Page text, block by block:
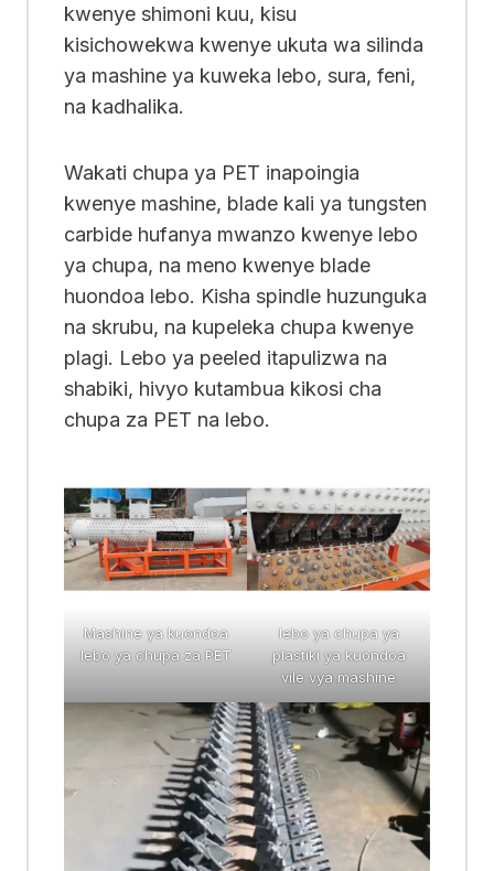
kwenye shimoni kuu, kisu
kisichowekwa kwenye ukuta wa silinda
ya mashine ya kuweka lebo, sura, feni,
na kadhalika.
Wakati chupa ya PET inapoingia
kwenye mashine, blade kali ya tungsten
carbide hufanya mwanzo kwenye lebo
ya chupa, na meno kwenye blade
huondoa lebo. Kisha spindle huzunguka
na skrubu, na kupeleka chupa kwenye
plagi. Lebo ya peeled itapulizwa na
shabiki, hivyo kutambua kikosi cha
chupa za PET na lebo.
Mashine ya kuondoa
lebo ya chupa za PET
lebo ya chupa ya
plastiki ya kuondoa
vile vya mashine